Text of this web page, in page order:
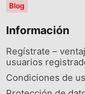
Blog
Información
Regístrate –
usuarios
Condiciones de